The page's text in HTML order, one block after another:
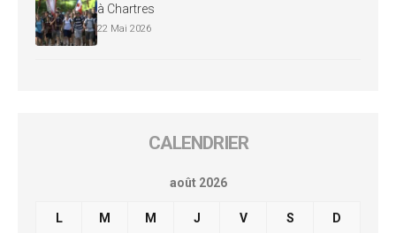
à Chartres
22 Mai 2026
CALENDRIER
août 2026
L M M J V S D